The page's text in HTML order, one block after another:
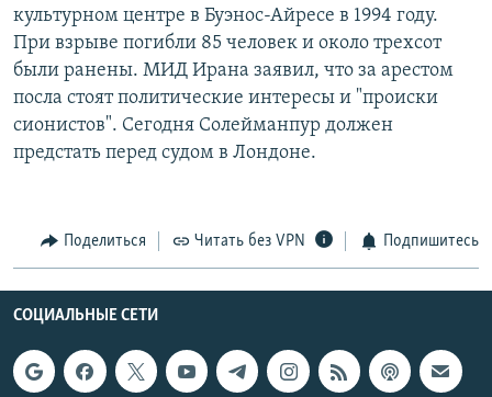
СОЦИАЛЬНЫЕ СЕТИ
культурном центре в Буэнос-Айресе в 1994 году.
При взрыве погибли 85 человек и около трехсот
были ранены. МИД Ирана заявил, что за арестом
посла стоят политические интересы и "происки
сионистов". Сегодня Солейманпур должен
предстать перед судом в Лондоне.
Поделиться Читать без VPN Подпишитесь
СОЦИАЛЬНЫЕ СЕТИ